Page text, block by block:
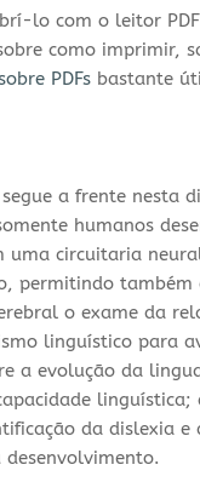
lo com o leitor
como imprimir,
PDFs bastante
a frente nesta
humanos
circuitaria
permitindo
o exame da
linguístico para
a evolução da
da dislexia
desenvolvimento.